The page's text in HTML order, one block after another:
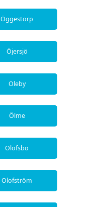
Öggestorp
Öjersjö
Oleby
Ölme
Olofsbo
Olofström